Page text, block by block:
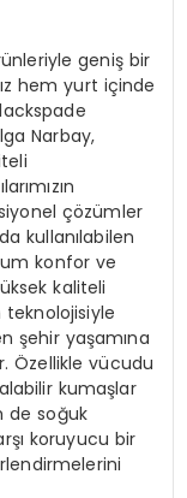
geniş bir
hem yurt içinde
Narbay,
çözümler
kullanılabilen
konfor ve
kaliteli
teknolojisiyle
şehir yaşamına
Özellikle vücudu
kumaşlar
de soğuk
koruyucu bir